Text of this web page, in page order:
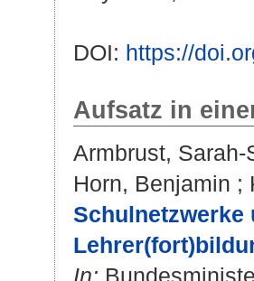
DOI: https://
Aufsatz in
Armbrust, Sarah-
Horn, Benjamin ;
Schulnetzwerke
In: